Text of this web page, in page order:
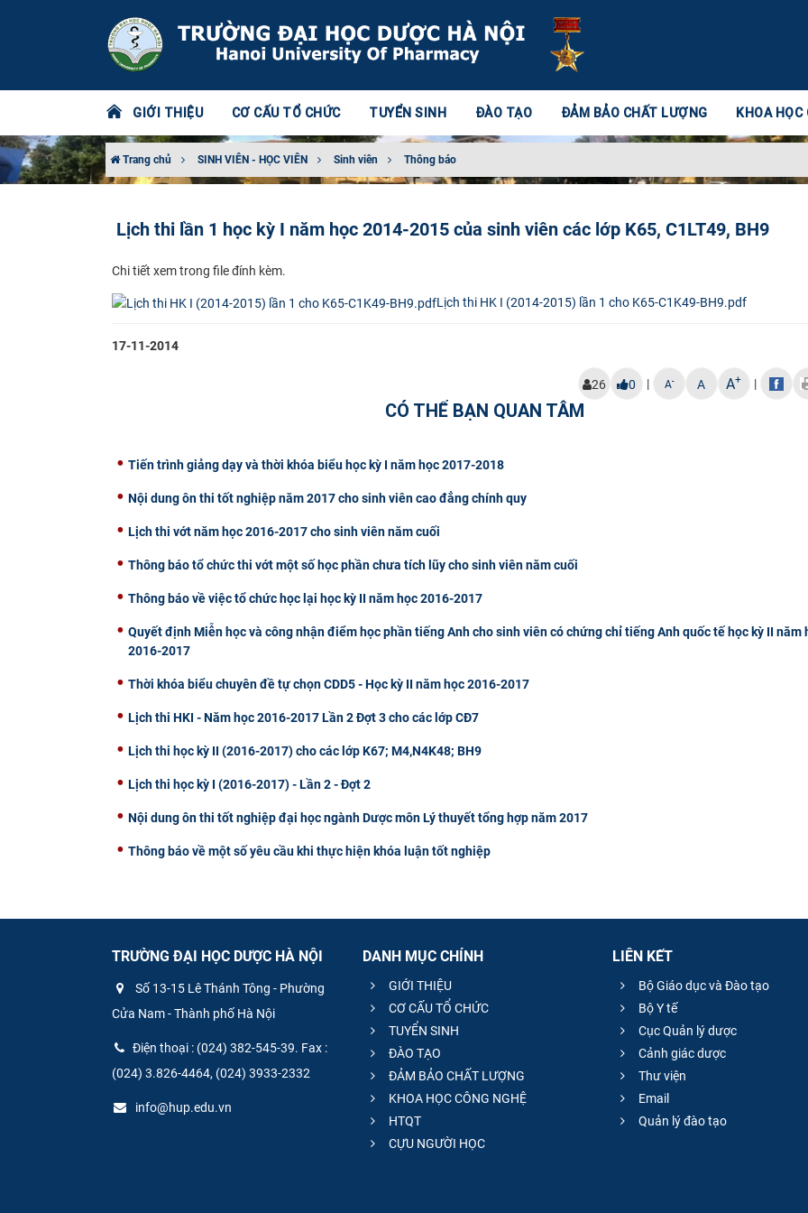
GIỚI THIỆU CƠ CẤU TỔ CHỨC TUYỂN SINH ĐÀO TẠO ĐẢM BẢO CHẤT LƯỢNG KHOA HỌC
Trang chủ SINH VIÊN - HỌC VIÊN Sinh viên Thông báo
Lịch thi lần 1 học kỳ I năm học 2014-2015 của sinh viên các lớp K65, C1LT49, BH9
​Chi tiết xem trong file đính kèm.
Lịch thi HK I (2014-2015) lần 1 cho K65-C1K49-BH9.pdf
17-11-2014
26 0 | A- A A+ |
CÓ THỂ BẠN QUAN TÂM
Tiến trình giảng dạy và thời khóa biểu học kỳ I năm học 2017-2018
Nội dung ôn thi tốt nghiệp năm 2017 cho sinh viên cao đẳng chính quy
Lịch thi vớt năm học 2016-2017 cho sinh viên năm cuối
Thông báo tổ chức thi vớt một số học phần chưa tích lũy cho sinh viên năm cuối
Thông báo về việc tổ chức học lại học kỳ II năm học 2016-2017
Quyết định Miễn học và công nhận điểm học phần tiếng Anh cho sinh viên có chứng chỉ tiếng Anh quốc tế học kỳ II năm
2016-2017
Thời khóa biểu chuyên đề tự chọn CDD5 - Học kỳ II năm học 2016-2017
Lịch thi HKI - Năm học 2016-2017 Lần 2 Đợt 3 cho các lớp CĐ7
Lịch thi học kỳ II (2016-2017) cho các lớp K67; M4,N4K48; BH9
Lịch thi học kỳ I (2016-2017) - Lần 2 - Đợt 2
Nội dung ôn thi tốt nghiệp đại học ngành Dược môn Lý thuyết tổng hợp năm 2017
Thông báo về một số yêu cầu khi thực hiện khóa luận tốt nghiệp
TRƯỜNG ĐẠI HỌC DƯỢC HÀ NỘI
Số 13-15 Lê Thánh Tông - Phường
Cửa Nam - Thành phố Hà Nội
Điện thoại : (024) 382-545-39. Fax :
(024) 3.826-4464, (024) 3933-2332
info@hup.edu.vn
DANH MỤC CHÍNH
GIỚI THIỆU
CƠ CẤU TỔ CHỨC
TUYỂN SINH
ĐÀO TẠO
ĐẢM BẢO CHẤT LƯỢNG
KHOA HỌC CÔNG NGHỆ
HTQT
CỰU NGƯỜI HỌC
LIÊN KẾT
Bộ Giáo dục và Đào tạo
Bộ Y tế
Cục Quản lý dược
Cảnh giác dược
Thư viện
Email
Quản lý đào tạo